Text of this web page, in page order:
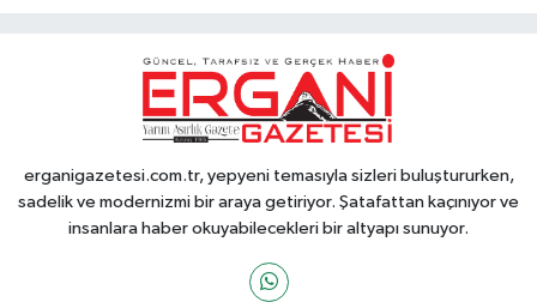
erganigazetesi.com.tr, yepyeni temasıyla sizleri buluştururken,
sadelik ve modernizmi bir araya getiriyor. Şatafattan kaçınıyor ve
insanlara haber okuyabilecekleri bir altyapı sunuyor.